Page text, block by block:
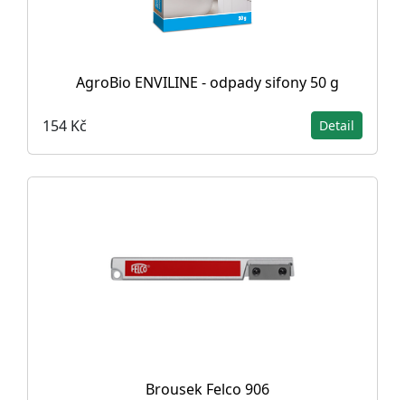
AgroBio ENVILINE - odpady sifony 50 g
154 Kč Detail
Brousek Felco 906